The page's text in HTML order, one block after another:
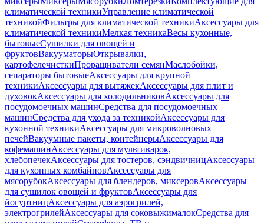
климатической техникиУправление климатической
техникойФильтры для климатической техникиАксессуары для
климатической техникиМелкая техникаВесы кухонные,
бытовыеСушилки для овощей и
фруктовВакууматорыОткрывалки,
картофелечисткиПроращиватели семянМаслобойки,
сепараторы бытовыеАксессуары для крупной
техникиАксессуары для вытяжекАксессуары для плит и
духовокАксессуары для холодильниковАксессуары для
посудомоечных машинСредства для посудомоечных
машинСредства для ухода за техникойАксессуары для
кухонной техникиАксессуары для микроволновых
печейВакуумные пакеты, контейнерыАксессуары для
кофемашинАксессуары для мультиварок,
хлебопечекАксессуары для тостеров, сэндвичницАксессуары
для кухонных комбайновАксессуары для
мясорубокАксессуары для блендеров, миксеровАксессуары
для сушилок овощей и фруктовАксессуары для
йогуртницАксессуары для аэрогрилей,
электрогрилейАксессуары для соковыжималокСредства для